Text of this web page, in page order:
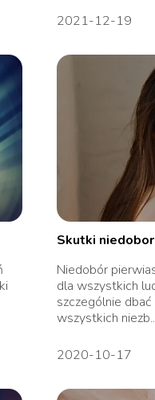
2021-12-19
Skutki
Niedobór
dla wszystkich
szczególnie
wszystkich
2020-10-17